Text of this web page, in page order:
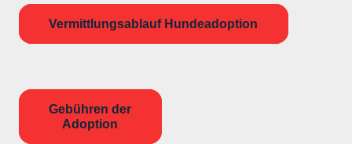
Vermittlungsablauf Hundeadoption
Gebühren der
Adoption